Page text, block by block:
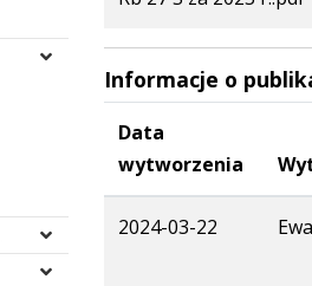
Informacje o
Data
wytworzenia
2024-03-22